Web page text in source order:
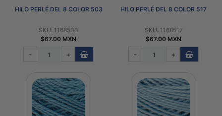
HILO PERLÉ DEL 8 COLOR 503
SKU: 1168503
$67.00 MXN
- +
HILO PERLÉ DEL 8 COLOR 517
SKU: 1168517
$67.00 MXN
- +